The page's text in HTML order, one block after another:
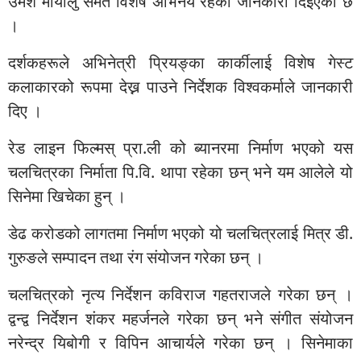
।
दर्शकहरूले अभिनेत्री प्रियङ्का कार्कीलाई विशेष गेस्ट
कलाकारको रूपमा देख्न पाउने निर्देशक विश्वकर्माले जानकारी
दिए ।
रेड लाइन फिल्मस् प्रा.ली को ब्यानरमा निर्माण भएको यस
चलचित्रका निर्माता पि.वि. थापा रहेका छन् भने यम आलेले यो
सिनेमा खिचेका हुन् ।
डेढ करोडको लागतमा निर्माण भएको यो चलचित्रलाई मित्र डी.
गुरुङले सम्पादन तथा रंग संयोजन गरेका छन् ।
चलचित्रको नृत्य निर्देशन कविराज गहतराजले गरेका छन् ।
द्वन्द्व निर्देशन शंकर महर्जनले गरेका छन् भने संगीत संयोजन
नरेन्द्र यिबोगी र विपिन आचार्यले गरेका छन् । सिनेमाका